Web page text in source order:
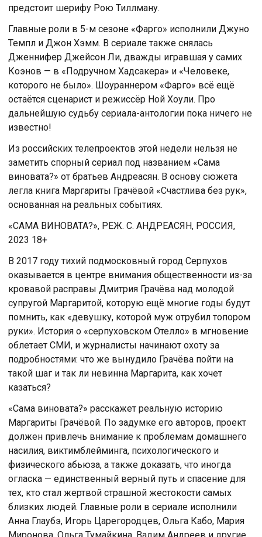
предстоит шерифу Рою Тиллману.
Главные роли в 5-м сезоне «Фарго» исполнили Джуно
Темпл и Джон Хэмм. В сериале также снялась
Дженнифер Джейсон Ли, дважды игравшая у самих
Коэнов — в «Подручном Хадсакера» и «Человеке,
которого не было». Шоураннером «Фарго» всё ещё
остаётся сценарист и режиссёр Ной Хоули. Про
дальнейшую судьбу сериала-антологии пока ничего не
известно!
Из российских телепроектов этой недели нельзя не
заметить спорный сериал под названием «Сама
виновата?» от братьев Андреасян. В основу сюжета
легла книга Маргариты Грачёвой «Счастлива без рук»,
основанная на реальных событиях.
«САМА ВИНОВАТА?», РЕЖ. С. АНДРЕАСЯН, РОССИЯ,
2023 18+
В 2017 году тихий подмосковный город Серпухов
оказывается в центре внимания общественности из-за
кровавой расправы Дмитрия Грачёва над молодой
супругой Маргаритой, которую ещё многие годы будут
помнить, как «девушку, которой муж отрубил топором
руки». История о «серпуховском Отелло» в мгновение
облетает СМИ, и журналисты начинают охоту за
подробностями: что же вынудило Грачёва пойти на
такой шаг и так ли невинна Маргарита, как хочет
казаться?
«Сама виновата?» расскажет реальную историю
Маргариты Грачёвой. По задумке его авторов, проект
должен привлечь внимание к проблемам домашнего
насилия, виктимблейминга, психологического и
физического абьюза, а также доказать, что иногда
огласка — единственный верный путь и спасение для
тех, кто стал жертвой страшной жестокости самых
близких людей. Главные роли в сериале исполнили
Анна Глаубэ, Игорь Царегородцев, Ольга Кабо, Мария